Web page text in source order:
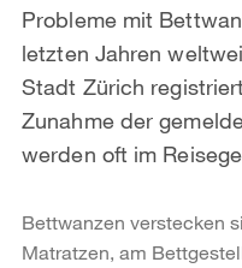
Probleme mit
letzten Jahren
Stadt Zürich
Zunahme der
werden oft im
Bettwanzen verstecken
Matratzen, am